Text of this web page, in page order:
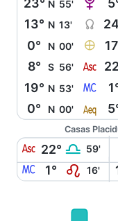
23° N 55' V
13° N 13' Y
0° N 00' È
8° S 56' W
19° N 53' X
0° N 00' l
Casas
W 22° G 59'
X 1° E 16'